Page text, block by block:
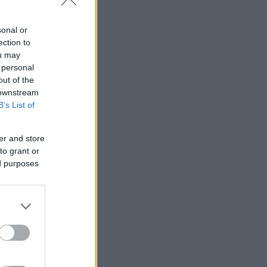
or
to
may
of the
List of
and store
grant or
purposes